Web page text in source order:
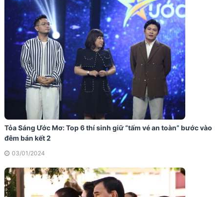
Tỏa Sáng Ước Mơ: Top 6 thí sinh giữ “tấm vé an toàn” bước vào
đêm bán kết 2
03/01/2024